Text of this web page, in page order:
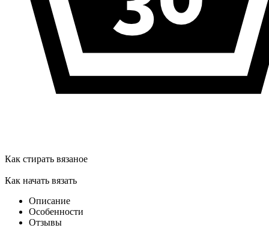
Как стирать вязаное
Как начать вязать
Описание
Особенности
Отзывы